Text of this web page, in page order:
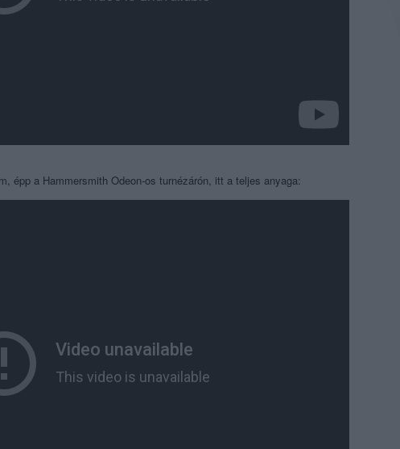
épp a Hammersmith Odeon-os turnézárón, itt a teljes anyaga: